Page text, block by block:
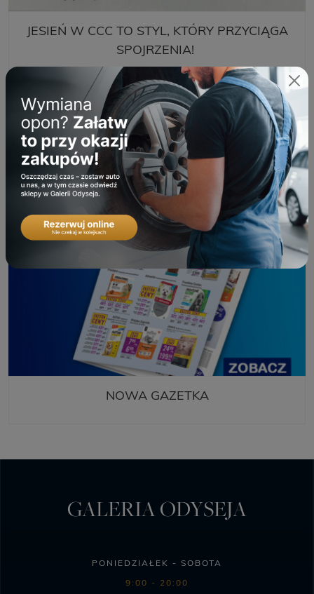
JESIEŃ W CCC TO STYL, KTÓRY PRZYCIĄGA
SPOJRZENIA!
NOWA GAZETKA
GALERIA ODYSEJA
PONIEDZIAŁEK - SOBOTA
9:00 - 20:00